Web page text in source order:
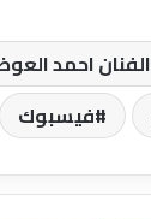
الفنان احمد
فيسبوك